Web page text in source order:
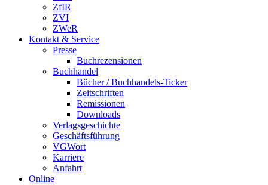
ZfIR
ZVI
ZWeR
Kontakt & Service
Presse
Buchrezensionen
Buchhandel
Bücher / Buchhandels-Ticker
Zeitschriften
Remissionen
Downloads
Verlagsgeschichte
Geschäftsführung
VGWort
Karriere
Anfahrt
Online